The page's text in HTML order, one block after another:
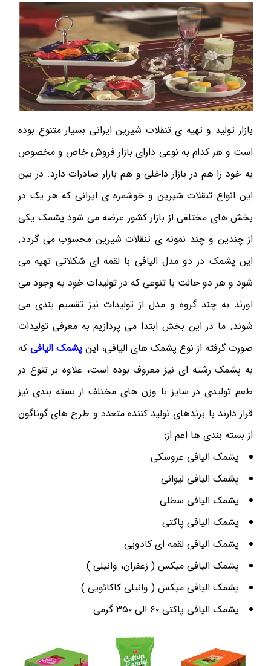
بازار تولید و تهیه ی تنقلات شیرین ایرانی بسیار متنوع بوده
است و هر کدام به نوعی دارای بازار فروش خاص و مخصوص
به خود را هم در بازار داخلی و هم بازار صادرات دارد. در بین
این انواع تنقلات شیرین و خوشمزه ی ایرانی که هر یک در
بخش های مختلفی از بازار کشور عرضه می شود پشمک یکی
از چندین و چند نمونه ی تنقلات شیرین محسوب می گردد.
این پشمک در دو مدل الیافی با لقمه ای شکلاتی تهیه می
شود و هر دو حالت با تنوعی که در تولیدات خود به وجود می
اورند به چند گروه و مدل از تولیدات نیز تقسیم بندی می
شوند. ما در این بخش ابتدا می پردازیم به معرفی تولیدات
صورت گرفته از نوع پشمک های الیافی، این پشمک الیافی که
به پشمک رشته ای نیز معروف بوده است، علاوه بر تنوع در
طعم تولیدی در سایز با وزن های مختلف از بسته بندی نیز
قرار دارند با برندهای تولید کننده متعدد و طرح های گوناگون
از بسته بندی ها اعم از:
پشمک الیافی عروسکی
پشمک الیافی لیوانی
پشمک الیافی سطلی
پشمک الیافی پاکتی
پشمک الیافی لقمه ای کادویی
پشمک الیافی میکس ( زعفران، وانیلی )
پشمک الیافی میکس ( وانیلی کاکائویی )
پشمک الیافی پاکتی ۶۰ الی ۳۵۰ گرمی